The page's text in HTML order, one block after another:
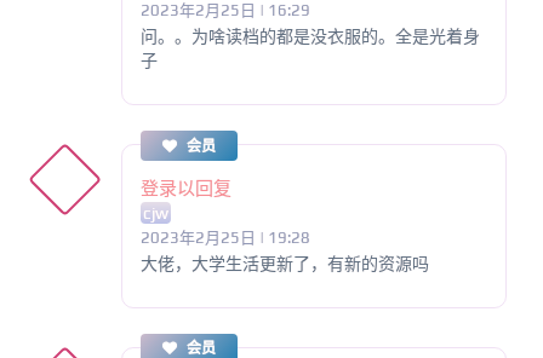
2023年2月25日 | 16:29
问。。为啥读档的都是没衣服的。全是光着身
子
会员
登录以回复
cjw
2023年2月25日 | 19:28
大佬，大学生活更新了，有新的资源吗
会员